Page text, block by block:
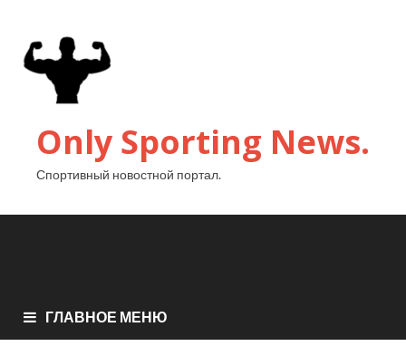
Only Sporting News.
Спортивный новостной портал.
ГЛАВНОЕ МЕНЮ